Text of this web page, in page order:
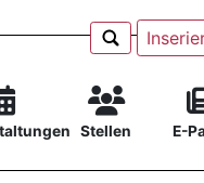
Stellen E-